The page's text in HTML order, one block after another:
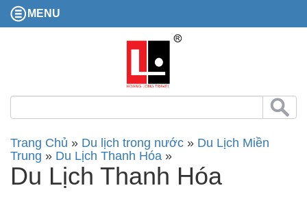
MENU
Trang Chủ » Du lịch trong nước » Du Lịch Miền
Trung » Du Lịch Thanh Hóa »
Du Lịch Thanh Hóa